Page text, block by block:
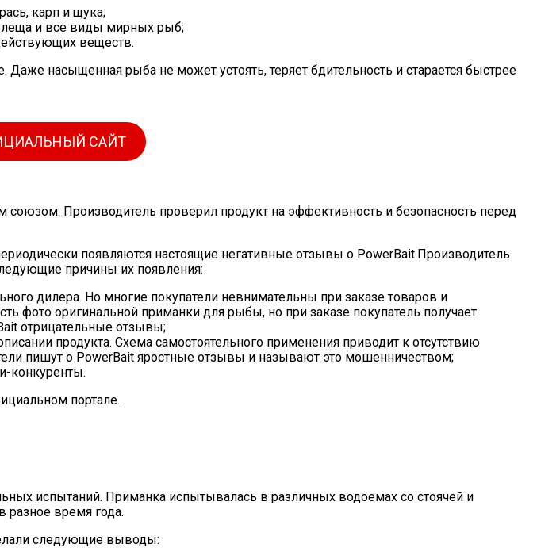
карп и щука;
леща и все виды мирных рыб;
веществ.
насыщенная рыба не может устоять, теряет бдительность и старается быстрее
САЙТ
Производитель проверил продукт на эффективность и безопасность перед
появляются настоящие негативные отзывы о PowerBait.Производитель
причины их появления:
дилера. Но многие покупатели невнимательны при заказе товаров и
фото оригинальной приманки для рыбы, но при заказе покупатель получает
отрицательные отзывы;
продукта. Схема самостоятельного применения приводит к отсутствию
пишут о PowerBait яростные отзывы и называют это мошенничеством;
конкуренты.
портале.
испытаний. Приманка испытывалась в различных водоемах со стоячей и
разное время года.
следующие выводы: